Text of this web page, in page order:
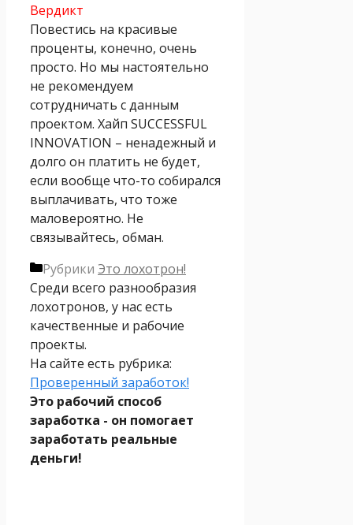
Вердикт
Повестись на красивые
проценты, конечно, очень
просто. Но мы настоятельно
не рекомендуем
сотрудничать с данным
проектом. Хайп SUCCESSFUL
INNOVATION – ненадежный и
долго он платить не будет,
если вообще что-то собирался
выплачивать, что тоже
маловероятно. Не
связывайтесь, обман.
Рубрики Это лохотрон!
Среди всего разнообразия
лохотронов, у нас есть
качественные и рабочие
проекты.
На сайте есть рубрика:
Проверенный заработок!
Это рабочий способ
заработка - он помогает
заработать реальные
деньги!